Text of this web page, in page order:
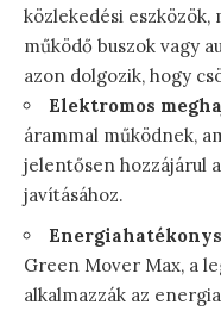
közlekedési eszközök,
működő buszok vagy
azon dolgozik, hogy
Elektromos
árammal működnek,
jelentősen hozzájárul
javításához.
Green Mover Max, a
alkalmazzák az